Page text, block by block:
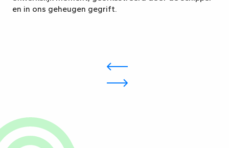
en in ons geheugen gegrift.